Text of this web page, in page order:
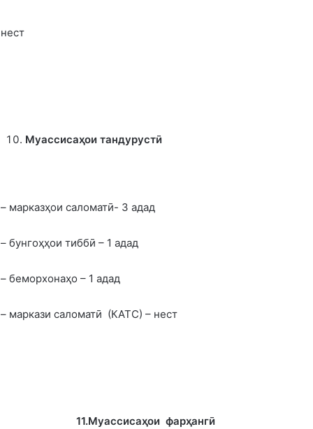
нест
Муассисаҳои тандурустӣ
– марказҳои саломатӣ- 3 адад
– бунгоҳҳои тиббӣ – 1 адад
– беморхонаҳо – 1 адад
– маркази саломатӣ (КАТС) – нест
11.Муассисаҳои фарҳангӣ